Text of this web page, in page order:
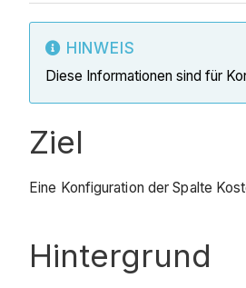
HINWEIS
Diese Informationen sind für
Ziel
Eine Konfiguration der Spalte
Hintergrund